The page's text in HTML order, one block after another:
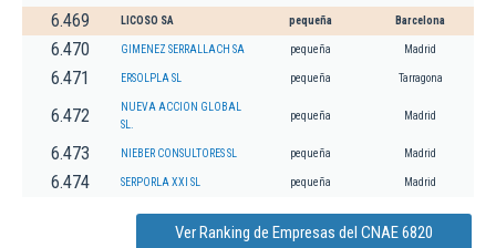
6.469 LICOSO SA pequeña Barcelona
6.470 GIMENEZ SERRALLACH SA pequeña Madrid
6.471 ERSOLPLA SL pequeña Tarragona
6.472
NUEVA ACCION GLOBAL
SL.
pequeña Madrid
6.473 NIEBER CONSULTORES SL pequeña Madrid
6.474 SERPORLA XXI SL pequeña Madrid
Ver Ranking de Empresas del CNAE 6820